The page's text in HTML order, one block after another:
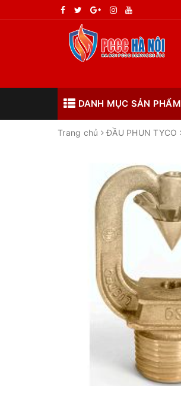
DANH MỤC SẢN PHẨM
Trang chủ ĐẦU PHUN TYCO